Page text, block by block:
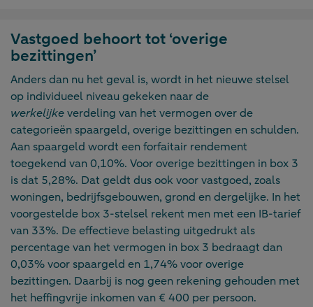
Vastgoed behoort tot ‘overige
bezittingen’
Anders dan nu het geval is, wordt in het nieuwe stelsel
op individueel niveau gekeken naar de
werkelijkeverdeling van het vermogen over de
categorieën spaargeld, overige bezittingen en schulden.
Aan spaargeld wordt een forfaitair rendement
toegekend van 0,10%. Voor overige bezittingen in box 3
is dat 5,28%. Dat geldt dus ook voor vastgoed, zoals
woningen, bedrijfsgebouwen, grond en dergelijke. In het
voorgestelde box 3-stelsel rekent men met een IB-tarief
van 33%. De effectieve belasting uitgedrukt als
percentage van het vermogen in box 3 bedraagt dan
0,03% voor spaargeld en 1,74% voor overige
bezittingen. Daarbij is nog geen rekening gehouden met
het heffingvrije inkomen van € 400 per persoon.